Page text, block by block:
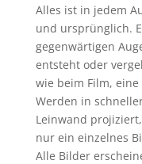
Alles ist in jedem
und ursprünglich.
gegenwärtigen
entsteht oder
wie beim Film,
Werden in
Leinwand
nur ein einzelnes
Alle Bilder